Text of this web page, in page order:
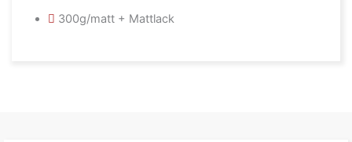
300g/matt + Mattlack